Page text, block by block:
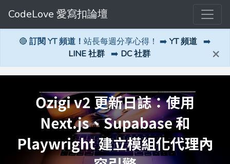
CodeLove 愛寫扣論壇
🔴 訂閱 YT 頻道！ 站長每週分享心得！ ➡️ YT 頻道 ➡️
LINE 社群 ➡️ DC 社群 ×